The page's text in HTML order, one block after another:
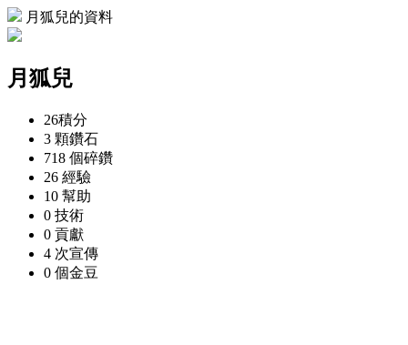
月狐兒的資料
月狐兒
26積分
3 顆鑽石
718 個碎鑽
26 經驗
10 幫助
0 技術
0 貢獻
4 次宣傳
0 個金豆